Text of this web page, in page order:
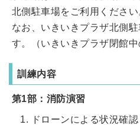
北側駐車場をご利用ください
なお、いきいきプラザ北側
す。（いきいきプラザ閉館中
訓練内容
第1部：消防演習
ドローンによる状況確